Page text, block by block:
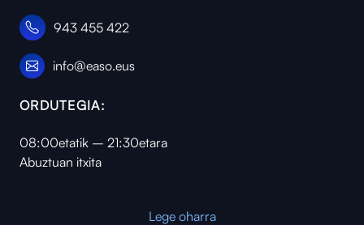
943 455 422
info@easo.eus
ORDUTEGIA:
08:00etatik – 21:30etara
Abuztuan itxita
Lege oharra